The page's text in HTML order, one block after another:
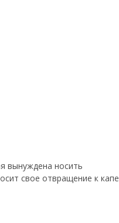
вынуждена носить
свое отвращение к капе